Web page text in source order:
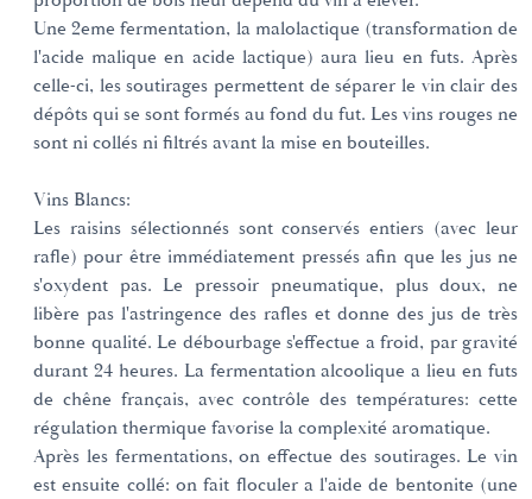
Une 2eme fermentation, la malolactique (transformation de
l'acide malique en acide lactique) aura lieu en futs. Après
celle-ci, les soutirages permettent de séparer le vin clair des
dépôts qui se sont formés au fond du fut. Les vins rouges ne
sont ni collés ni filtrés avant la mise en bouteilles.
Vins Blancs:
Les raisins sélectionnés sont conservés entiers (avec leur
rafle) pour être immédiatement pressés afin que les jus ne
s'oxydent pas. Le pressoir pneumatique, plus doux, ne
libère pas l'astringence des rafles et donne des jus de très
bonne qualité. Le débourbage s'effectue a froid, par gravité
durant 24 heures. La fermentation alcoolique a lieu en futs
de chêne français, avec contrôle des températures: cette
régulation thermique favorise la complexité aromatique.
Après les fermentations, on effectue des soutirages. Le vin
est ensuite collé: on fait floculer a l'aide de bentonite (une